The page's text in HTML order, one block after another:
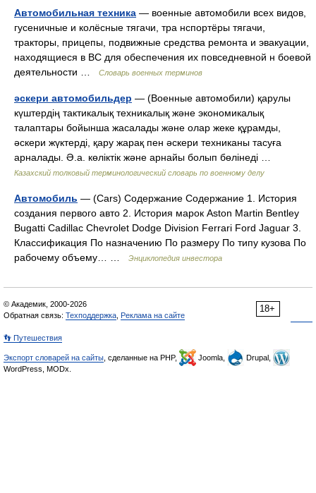
Автомобильная техника — военные автомобили всех видов,
гусеничные и колёсные тягачи, тра нспортёры тягачи,
тракторы, прицепы, подвижные средства ремонта и эвакуации,
находящиеся в ВС для обеспечения их повседневной н боевой
деятельности …
Словарь военных терминов
әскери автомобильдер — (Военные автомобили) қарулы
күштердің тактикалық техникалық және экономикалық
талаптары бойынша жасалады және олар жеке құрамды,
әскери жүктерді, қару жарақ пен әскери техниканы тасуға
арналады. Ә.а. көліктік және арнайы болып бөлінеді …
Казахский толковый терминологический словарь по военному делу
Автомобиль — (Cars) Содержание Содержание 1. История
создания первого авто 2. История марок Aston Martin Bentley
Bugatti Cadillac Chevrolet Dodge Division Ferrari Ford Jaguar 3.
Классификация По назначению По размеру По типу кузова По
рабочему объему… …
Энциклопедия инвестора
18+
© Академик, 2000-2026
Обратная связь: Техподдержка Реклама на сайте
👣 Путешествия
Экспорт словарей на сайты , сделанные на PHP, Joomla,
Drupal,
WordPress, MODx.